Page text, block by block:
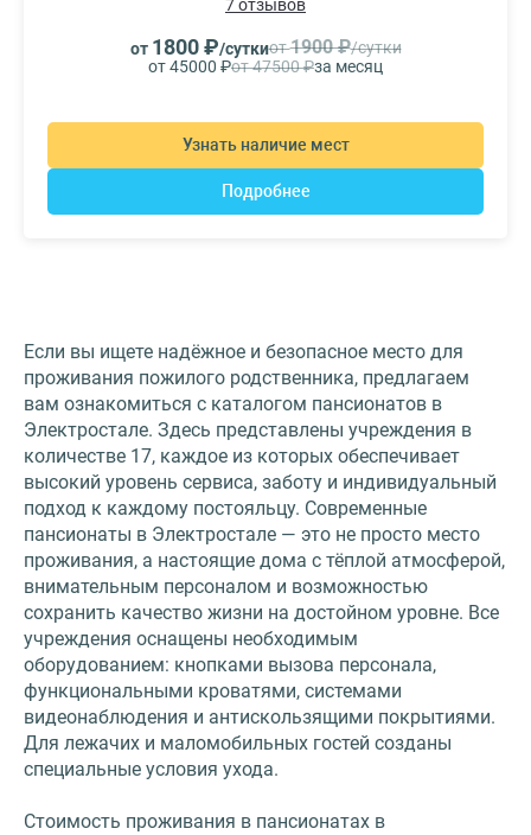
7 отзывов
от 1800 ₽/суткиот1900 ₽/сутки
от 45000 ₽от 47500 ₽за месяц
Узнать наличие мест
Подробнее
Если вы ищете надёжное и безопасное место для
проживания пожилого родственника, предлагаем
вам ознакомиться с каталогом пансионатов в
Электростале. Здесь представлены учреждения в
количестве 17, каждое из которых обеспечивает
высокий уровень сервиса, заботу и индивидуальный
подход к каждому постояльцу. Современные
пансионаты в Электростале — это не просто место
проживания, а настоящие дома с тёплой атмосферой,
внимательным персоналом и возможностью
сохранить качество жизни на достойном уровне. Все
учреждения оснащены необходимым
оборудованием: кнопками вызова персонала,
функциональными кроватями, системами
видеонаблюдения и антискользящими покрытиями.
Для лежачих и маломобильных гостей созданы
специальные условия ухода.
Стоимость проживания в пансионатах в